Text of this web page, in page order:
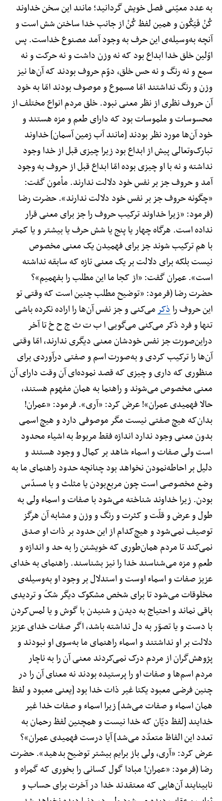
به عدد معیّنی فصل خویش گردانید؛ مانند این سخن خداوند
کُنْ فَیَکُون و همین لفظ کُنْ از جانب خدا ساختن شش است و
آنچه به‌وسیله‌ی این حرف به وجود آمد مصنوع خداست. پس
اوّلین خلق خدا ابداع بود که نه وزن داشت و نه حرکت و نه
سمع و نه رنگ و نه حس خلق، دوّم حروف بودند که آن‌ها نیز
وزن و رنگ نداشتند امّا مسموع و موصوف بودند امّا به خود
آن حروف نظری از نظر معنی نبود. خلق مردم انواع مختلف از
محسوسات و ملموسات بود که دارای طعم و مزه هستند و
خود آن‌ها مورد نظر بودند [مانند آب زمین آسمان] خداوند
تبارک‌وتعالی پیش از ابداع بود زیرا چیزی قبل از خدا وجود
نداشته و نه با او چیزی بوده امّا ابداع قبل از حروف به وجود
آمد و حروف جز بر نفس خود دلالت ندارند. مأمون گفت:
«چگونه حروف جز بر نفس خود دلالت ندارند». حضرت رضا
(فرمود: «زیرا خداوند ترکیب حروف را جز برای معنی قرار
نداده است. هرگاه چهار یا پنج یا شش حرف یا بیشتر و یا کمتر
با هم ترکیب شوند جز برای فهمیدن یک معنی مخصوص
نیست بلکه برای دلالت بر یک معنی تازه که سابقه نداشته
است». عمران گفت: «از کجا ما این مطلب را بفهمیم»؟
حضرت رضا (فرمود: «توضیح مطلب چنین است که وقتی تو
این حروف راذکرمی‌کنی و جز نفس آن‌ها را اراده نکرده باشی
تنها و فرد ذکر می‌کنی می‌گویی ا ب ت ث ج ح خ تا آخر
دراین‌صورت جز نفس خودشان معنی دیگری ندارند، امّا وقتی
آن‌ها را ترکیب کردی و به‌صورت اسم و صفتی درآوردی برای
منظوری که داری و چیزی که قصد نموده‌ای آن وقت دارای آن
معنی مخصوص می‌شوند و راهنما به همان مفهوم هستند،
حالا فهمیدی عمران»! عرض کرد: «آری». فرمود: «عمران!
بدان‌که هیچ صفتی نیست مگر موصوفی دارد و هیچ اسمی
بدون معنی وجود ندارد اندازه فقط مربوط به اشیاء محدود
است ولی صفات و اسماء شاهد بر کمال و وجود هستند و
دلیل بر احاطه‌نمودن نخواهد بود چنانچه حدود راهنمای ما به
وضع مخصوصی است چون مربع‌بودن یا مثلث و یا مسدّس
بودن. زیرا خداوند شناخته می‌شود با صفات و اسماء ولی به
طول و عرض و قلّت و کثرت و رنگ و وزن و مشابه آن هرگز
توصیف نمی‌شود و هیچ‌کدام از این حدود بر ذات او صدق
نمی‌کند تا مردم همان‌طوری که خویشتن را به حد و اندازه و
طعم و مزه می‌شناسند خدا را نیز بشناسند. راهنمای به خدای
عزیز صفات و اسماء اوست و استدلال بر وجود او به‌وسیله‌ی
مخلوقات می‌شود تا برای شخص مشکوک دیگر شکّ و تردیدی
باقی نماند و احتیاج به دیدن و شنیدن با گوش و یا لمس‌کردن
با دست و یا تصوّر به دل نداشته باشد، اگر صفات خدای عزیز
دلالت بر او نداشتند و اسماء راهنمای ما به‌سوی او نبودند و
پژوهش‌گران از مردم درک نمی‌کردند معنی آن را به ناچار
مردم اسم‌ها و صفات او را پرستیده بودند نه معنای آن را در
چنین فرضی معبود یکتا غیر ذات خدا بود [یعنی معبود و لفظ
همان اسماء و صفات می‌شد] زیرا اسماء و صفات خدا غیر
خدایند [لفظ دیّان که خدا نیست و همچنین لفظ رحمان به
تعدد این الفاظ متعدّد می‌شد] آیا درست فهمیدی عمران»؟
عرض کرد: «آری، ولی باز برایم بیشتر توضیح بدهید». حضرت
رضا (فرمود: «عمران! مبادا گول کسانی را بخوری که گمراه و
نابینایند آن‌هایی که معتقدند خدا در آخرت برای حساب و